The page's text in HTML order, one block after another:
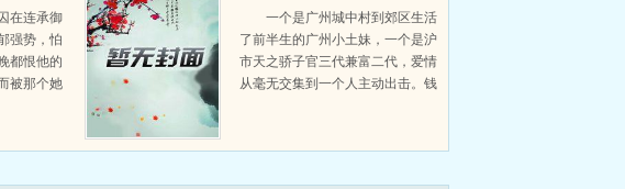
在连承御
强势，怕
都恨他的
被那个她
他！给他
一个是广州城中村到郊区生活
了前半生的广州小土妹，一个是沪
市天之骄子官三代兼富二代，爱情
从毫无交集到一个人主动出击。钱
雨得雨，没道理一个初恋定终生